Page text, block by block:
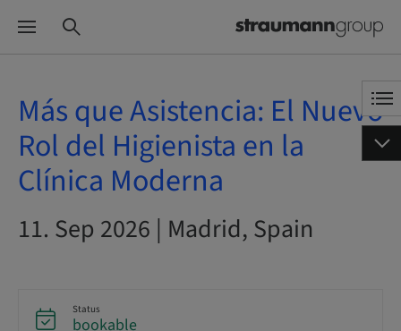
Más que Asistencia: El Nuevo
Rol del Higienista en la
Clínica Moderna
11. Sep 2026 | Madrid, Spain
Status
bookable